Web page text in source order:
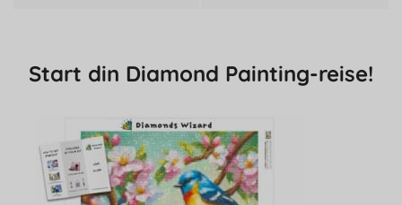
Start din Diamond Painting-reise!